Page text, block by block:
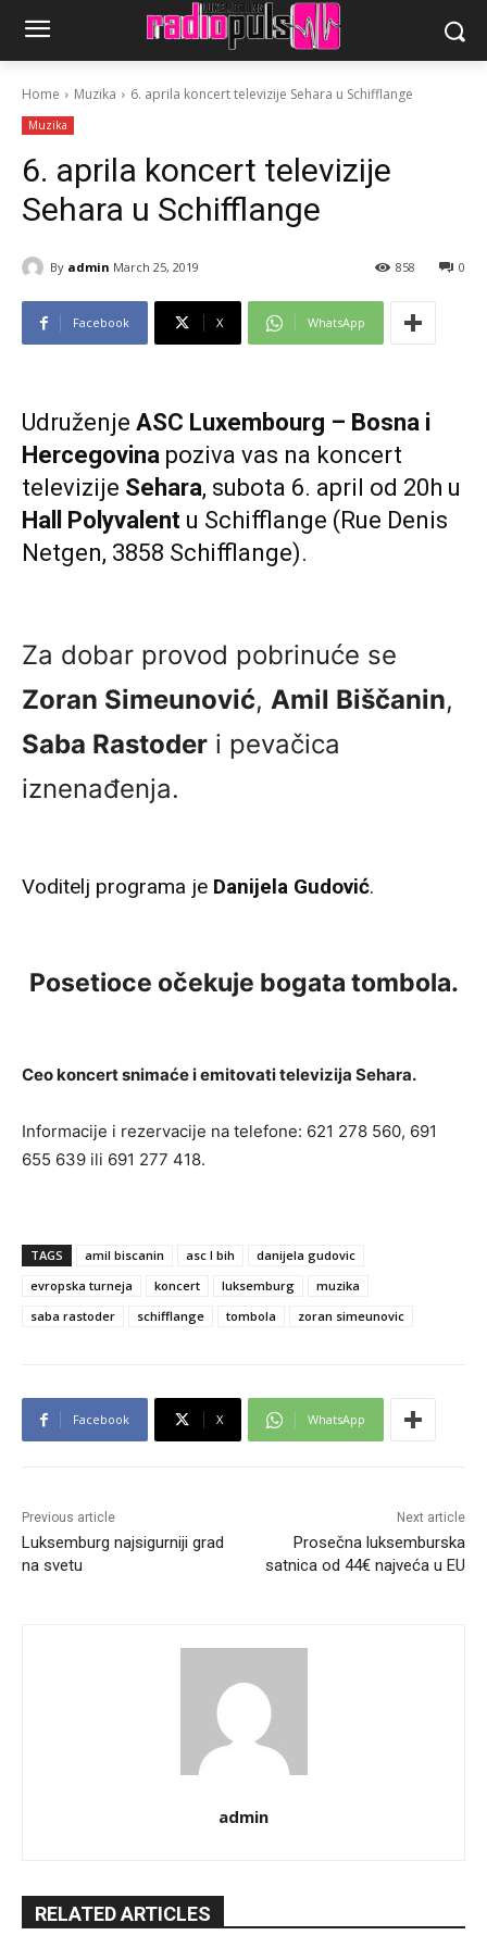
Home Muzika 6. aprila koncert televizije Sehara u Schifflange
Muzika
6. aprila koncert televizije
Sehara u Schifflange
By admin March 25, 2019 0
858
Facebook X WhatsApp
Udruženje ASC Luxembourg – Bosna i
Hercegovina poziva vas na koncert
televizije Sehara, subota 6. april od 20h u
Hall Polyvalent u Schifflange (Rue Denis
Netgen, 3858 Schifflange).
Za dobar provod pobrinuće se
Zoran Simeunović, Amil Biščanin,
Saba Rastoder i pevačica
iznenađenja.
Voditelj programa je Danijela Gudović.
Posetioce očekuje bogata tombola.
Ceo koncert snimaće i emitovati televizija Sehara.
Informacije i rezervacije na telefone: 621 278 560, 691
655 639 ili 691 277 418.
TAGS amil biscanin asc l bih
danijela gudovic
evropska turneja
koncert luksemburg
muzika
saba rastoder
schifflange tombola zoran simeunovic
Facebook X WhatsApp
Previous article
Luksemburg najsigurniji grad
na svetu
Next article
Prosečna luksemburska
satnica od 44€ najveća u EU
admin
RELATED ARTICLES